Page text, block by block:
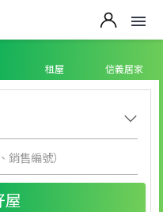
租屋 信義居家
屋